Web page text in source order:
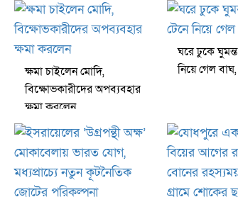
ক্ষমা চাইলেন মোদি,
বিক্ষোভকারীদের অপব্যবহার
ক্ষমা করলেন
ঘরে ঢুকে
নিয়ে গেল